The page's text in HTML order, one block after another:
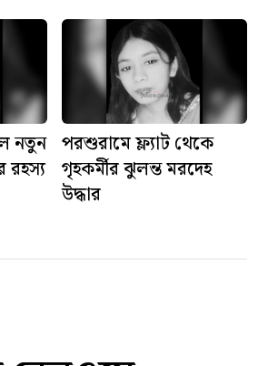
নতুন
রহস্য
পরশুরামে ফ্ল্যাট থেকে
গৃহকর্মীর ঝুলন্ত মরদেহ
উদ্ধার